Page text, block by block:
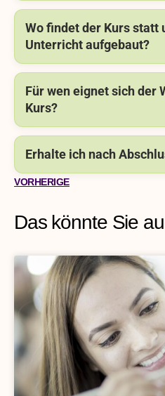
Wo findet der Kurs statt
Unterricht aufgebaut?
Für wen eignet sich der
Kurs?
Erhalte ich nach
VORHERIGE
Das könnte Sie